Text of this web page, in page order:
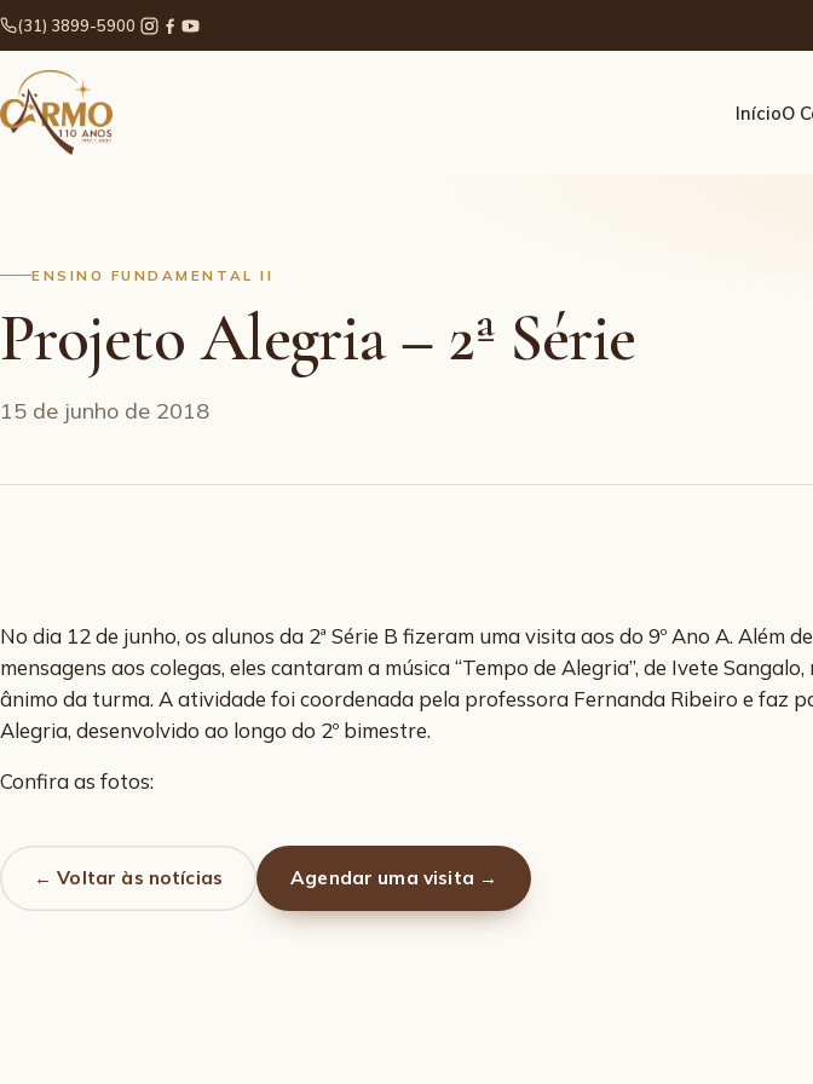
(31) 3899-5900
InícioO
ENSINO FUNDAMENTAL II
Projeto Alegria – 2ª Série
15 de junho de 2018
No dia 12 de junho, os alunos da 2ª Série B fizeram uma visita aos do 9º Ano A. Além
mensagens aos colegas, eles cantaram a música “Tempo de Alegria”, de Ivete
ânimo da turma. A atividade foi coordenada pela professora Fernanda Ribeiro e faz
Alegria, desenvolvido ao longo do 2º bimestre.
Confira as fotos:
← Voltar às notícias Agendar uma visita →